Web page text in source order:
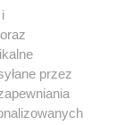
przez